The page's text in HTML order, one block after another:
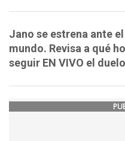
Jano se estrena ante
mundo. Revisa a qué
seguir EN VIVO el